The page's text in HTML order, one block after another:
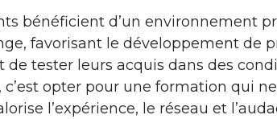
bénéficient d’un environnement
favorisant le développement de
tester leurs acquis dans des
c’est opter pour une formation qui
l’expérience, le réseau et